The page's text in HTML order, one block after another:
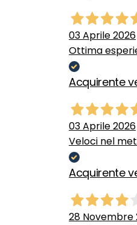
03 Aprile 2026
Ottima
Acquirente
03 Aprile 2026
Veloci nel
Acquirente
28 Novembre